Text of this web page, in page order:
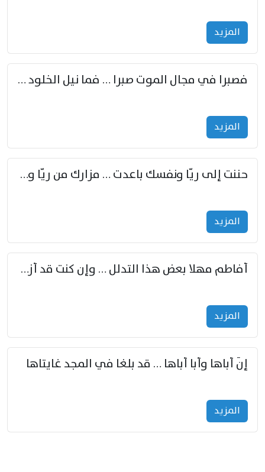
المزید
فصبرا في مجال الموت صبرا … فما نيل الخلود بمستطاع
المزید
حننت إلى ريّا ونفسك باعدت … مزارك من ريّا وشعباكما معا
المزید
أفاطم مهلا بعض هذا التدلل … وإن كنت قد أزمعت صرمي فأجملي
المزید
إنّ أباها وأبا أباها … قد بلغا في المجد غايتاها
المزید